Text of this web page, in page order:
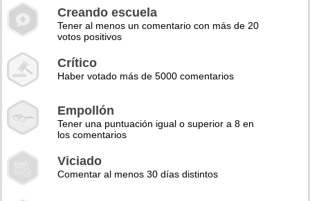
Creando escuela
Tener al menos un comentario con más de 20
votos positivos
Crítico
Haber votado más de 5000 comentarios
Empollón
Tener una puntuación igual o superior a 8 en
los comentarios
Viciado
Comentar al menos 30 días distintos